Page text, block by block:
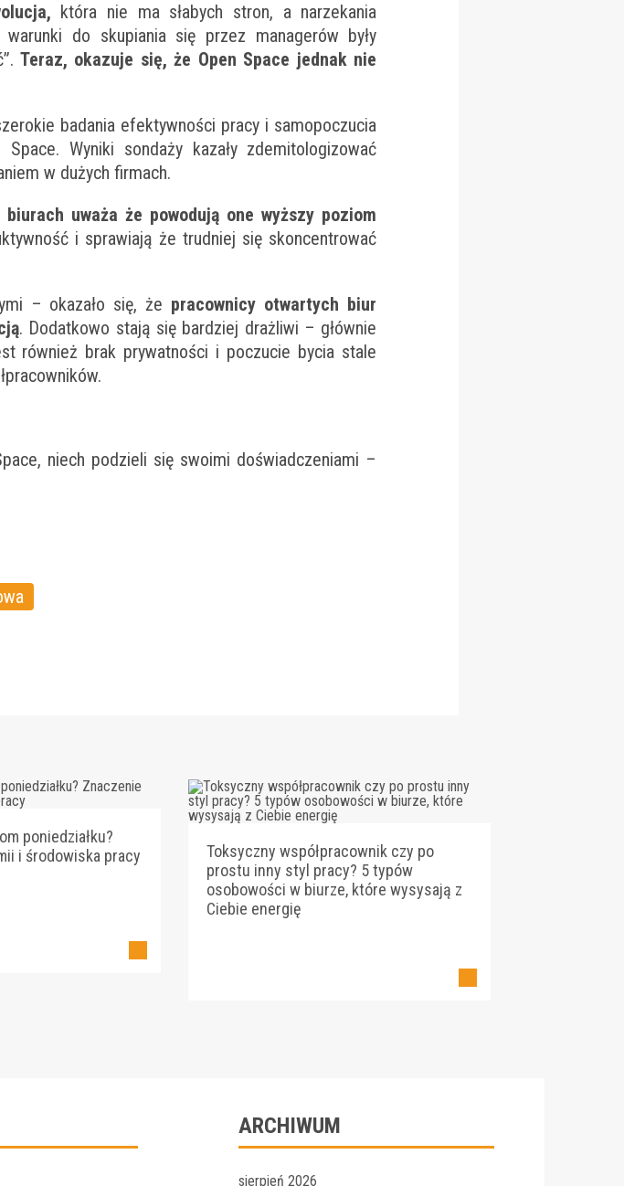
która nie ma słabych stron, a narzekania
do skupiania się przez managerów były
Teraz, okazuje się, że Open Space jednak nie
badania efektywności pracy i samopoczucia
Wyniki sondaży kazały zdemitologizować
w dużych firmach.
uważa że powodują one wyższy poziom
i sprawiają że trudniej się skoncentrować
– okazało się, że pracownicy otwartych biur
. Dodatkowo stają się bardziej drażliwi – głównie
również brak prywatności i poczucie bycia stale
niech podzieli się swoimi doświadczeniami –
poniedziałku?
i środowiska pracy
Toksyczny współpracownik czy po
prostu inny styl pracy? 5 typów
osobowości w biurze, które wysysają z
Ciebie energię
ARCHIWUM
sierpień 2026